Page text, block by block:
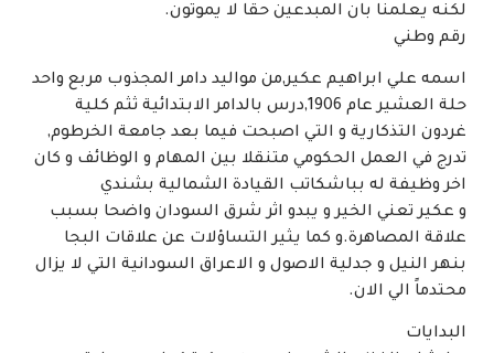
لكنه يعلمنا بان المبدعين حقا لا يموتون.
رقم وطني
اسمه علي ابراهيم عكير,من مواليد دامر المجذوب مربع واحد
حلة العشير عام 1906,درس بالدامر الابتدائية ثثم كلية
غردون التذكارية و التي اصبحت فيما بعد جامعة الخرطوم,
تدرج في العمل الحكومي متنقلا بين المهام و الوظائف و كان
اخر وظيفة له بباشكاتب القيادة الشمالية بشندي
و عكير تعني الخير و يبدو اثر شرق السودان واضحا بسبب
علاقة المصاهرة.و كما يثير التساؤلات عن علاقات البجا
بنهر النيل و جدلية الاصول و الاعراق السودانية التي لا يزال
محتدماً الي الان.
البدايات